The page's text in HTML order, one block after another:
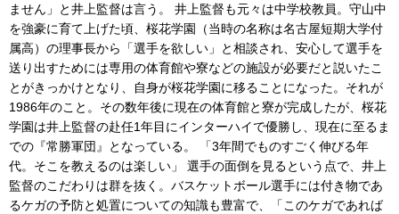
ません」と井上監督は言う。 井上監督も元々は中学校教員。守山中
を強豪に育て上げた頃、桜花学園（当時の名称は名古屋短期大学付
属高）の理事長から「選手を欲しい」と相談され、安心して選手を
送り出すためには専用の体育館や寮などの施設が必要だと説いたこ
とがきっかけとなり、自身が桜花学園に移ることになった。それが
1986年のこと。その数年後に現在の体育館と寮が完成したが、桜花
学園は井上監督の赴任1年目にインターハイで優勝し、現在に至るま
での『常勝軍団』となっている。 「3年間でものすごく伸びる年
代。そこを教えるのは楽しい」 選手の面倒を見るという点で、井上
監督のこだわりは群を抜く。バスケットボール選手には付き物であ
るケガの予防と処置についての知識も豊富で、「このケガであれば